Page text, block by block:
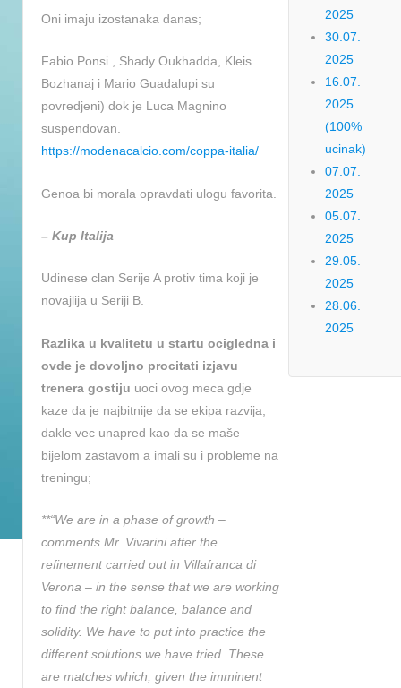
Oni imaju izostanaka danas;
Fabio Ponsi , Shady Oukhadda, Kleis
Bozhanaj i Mario Guadalupi su
povredjeni) dok je Luca Magnino
suspendovan.
https://modenacalcio.com/coppa-italia/
Genoa bi morala opravdati ulogu favorita.
– Kup Italija
Udinese clan Serije A protiv tima koji je
novajlija u Seriji B.
Razlika u kvalitetu u startu ocigledna i
ovde je dovoljno procitati izjavu
trenera gostiju uoci ovog meca gdje
kaze da je najbitnije da se ekipa razvija,
dakle vec unapred kao da se maše
bijelom zastavom a imali su i probleme na
treningu;
**“We are in a phase of growth –
comments Mr. Vivarini after the
refinement carried out in Villafranca di
Verona – in the sense that we are working
to find the right balance, balance and
solidity. We have to put into practice the
different solutions we have tried. These
are matches which, given the imminent
2025
30.07.
2025
16.07.
2025
(100%
ucinak)
07.07.
2025
05.07.
2025
29.05.
2025
28.06.
2025